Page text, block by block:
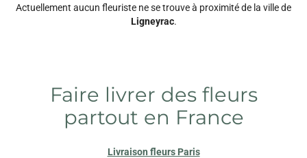
Actuellement aucun fleuriste ne se trouve à proximité de la ville de
Ligneyrac.
Faire livrer des fleurs
partout en France
Livraison fleurs Paris